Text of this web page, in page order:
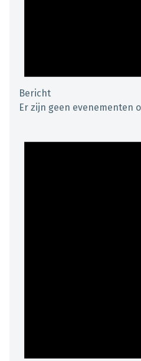
Bericht
Er zijn geen evenementen